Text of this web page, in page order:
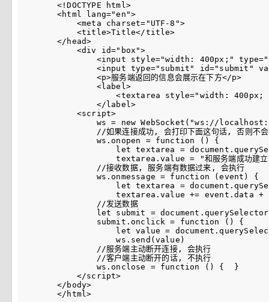
<!DOCTYPE html>
<html lang="en">
    <meta charset="UTF-8">
    <title>Title</title>
</head>
    <div id="box">
<input style="width: 400px;"
<input type="submit" id="submit"
        <p>服务端返回的信息会展示在下方</p>
        <label>
<textarea style="width: 400px;
        </label>
    <script>
ws = new WebSocket("ws://
//如果连接成功, 会打印下面这句话, 否则不
        ws.onopen = function () {
let textarea =
textarea.value = "和服务端成功建
        //接收数据, 服务端有数据过来, 会执行
        ws.onmessage = function (event) {
let textarea =
textarea.value += event.data +
        //发送数据
let submit =
        submit.onclick = function () {
let value =
            ws.send(value)
        //服务端主动断开连接, 会执行
        //客户端主动断开的话, 不执行
        ws.onclose = function () {  }
    </script>
</body>